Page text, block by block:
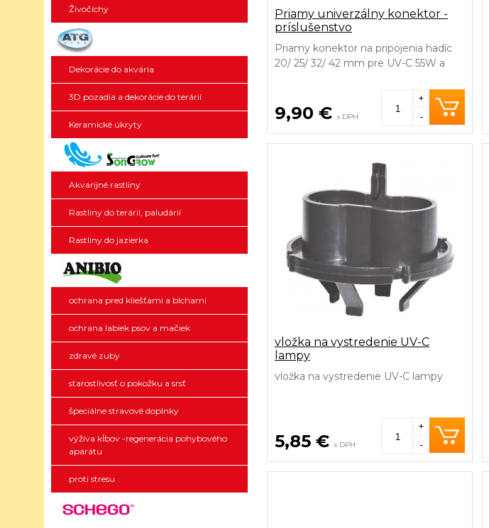
Priamy univerzálny konektor -
príslušenstvo
Priamy konektor na pripojenia hadíc
20/ 25/ 32/ 42 mm pre UV-C 55W a
9,90 € s DPH
+
-
vložka na vystredenie UV-C
lampy
vložka na vystredenie UV-C lampy
5,85 € s DPH
+
-
Živočíchy
Dekorácie do akvária
3D pozadia a dekorácie do terárií
Keramické úkryty
Akvarijné rastliny
Rastliny do terárií, paludárií
Rastliny do jazierka
ochrana pred kliešťami a blchami
ochrana labiek psov a mačiek
zdravé zuby
starostlivosť o pokožku a srsť
špeciálne stravové doplnky
výživa kĺbov -regenerácia pohybového
aparátu
proti stresu